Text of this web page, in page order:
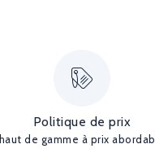
Politique de prix
haut de gamme à prix